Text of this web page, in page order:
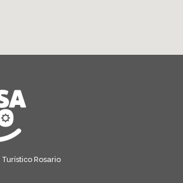
Rosario